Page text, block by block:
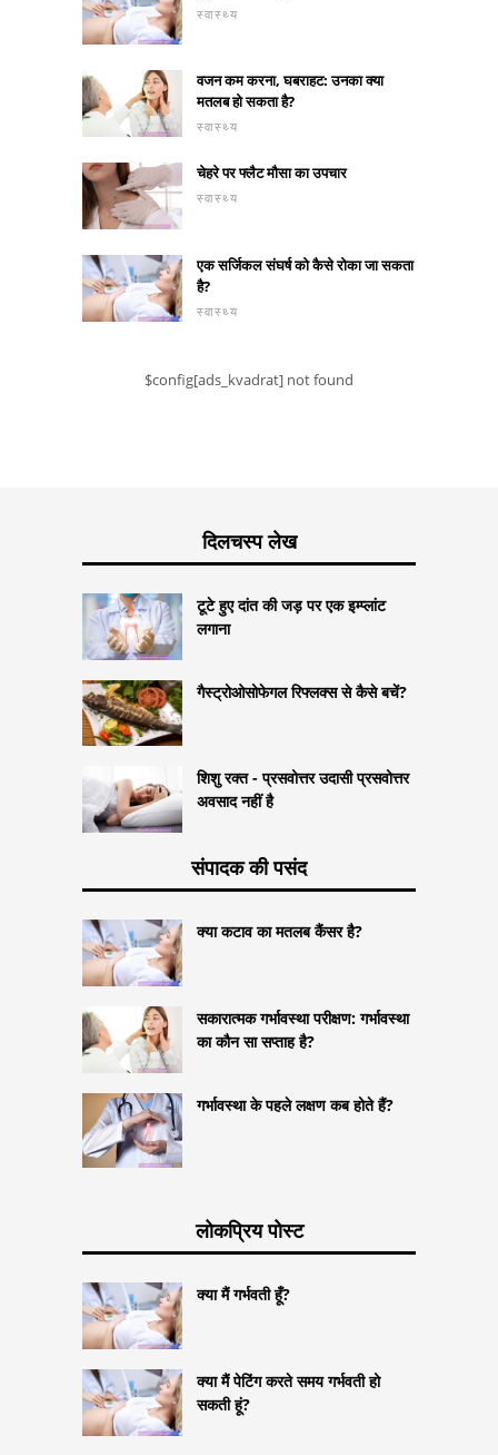
स्वास्थ्य
वजन कम करना, घबराहट: उनका क्या
मतलब हो सकता है?
स्वास्थ्य
चेहरे पर फ्लैट मौसा का उपचार
स्वास्थ्य
एक सर्जिकल संघर्ष को कैसे रोका जा सकता
है?
स्वास्थ्य
$config[ads_kvadrat] not found
दिलचस्प लेख
टूटे हुए दांत की जड़ पर एक इम्प्लांट
लगाना
गैस्ट्रोओसोफेगल रिफ्लक्स से कैसे बचें?
शिशु रक्त - प्रसवोत्तर उदासी प्रसवोत्तर
अवसाद नहीं है
संपादक की पसंद
क्या कटाव का मतलब कैंसर है?
सकारात्मक गर्भावस्था परीक्षण: गर्भावस्था
का कौन सा सप्ताह है?
गर्भावस्था के पहले लक्षण कब होते हैं?
लोकप्रिय पोस्ट
क्या मैं गर्भवती हूँ?
क्या मैं पेटिंग करते समय गर्भवती हो
सकती हूं?